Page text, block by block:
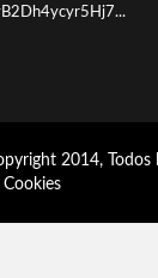
2014, Todos
Cookies